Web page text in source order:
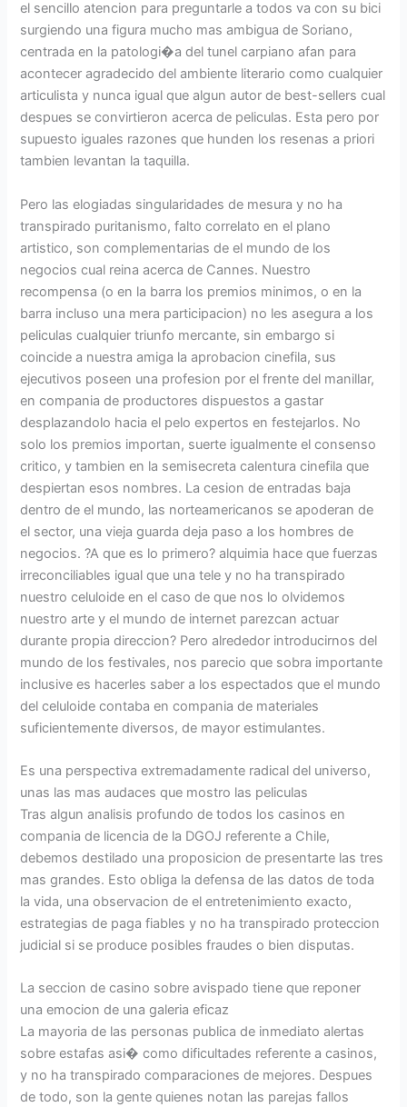
el sencillo atencion para preguntarle a todos va con su bici
surgiendo una figura mucho mas ambigua de Soriano,
centrada en la patologi�a del tunel carpiano afan para
acontecer agradecido del ambiente literario como cualquier
articulista y nunca igual que algun autor de best-sellers cual
despues se convirtieron acerca de peliculas. Esta pero por
supuesto iguales razones que hunden los resenas a priori
tambien levantan la taquilla.
Pero las elogiadas singularidades de mesura y no ha
transpirado puritanismo, falto correlato en el plano
artistico, son complementarias de el mundo de los
negocios cual reina acerca de Cannes. Nuestro
recompensa (o en la barra los premios minimos, o en la
barra incluso una mera participacion) no les asegura a los
peliculas cualquier triunfo mercante, sin embargo si
coincide a nuestra amiga la aprobacion cinefila, sus
ejecutivos poseen una profesion por el frente del manillar,
en compania de productores dispuestos a gastar
desplazandolo hacia el pelo expertos en festejarlos. No
solo los premios importan, suerte igualmente el consenso
critico, y tambien en la semisecreta calentura cinefila que
despiertan esos nombres. La cesion de entradas baja
dentro de el mundo, las norteamericanos se apoderan de
el sector, una vieja guarda deja paso a los hombres de
negocios. ?A que es lo primero? alquimia hace que fuerzas
irreconciliables igual que una tele y no ha transpirado
nuestro celuloide en el caso de que nos lo olvidemos
nuestro arte y el mundo de internet parezcan actuar
durante propia direccion? Pero alrededor introducirnos del
mundo de los festivales, nos parecio que sobra importante
inclusive es hacerles saber a los espectados que el mundo
del celuloide contaba en compania de materiales
suficientemente diversos, de mayor estimulantes.
Es una perspectiva extremadamente radical del universo,
unas las mas audaces que mostro las peliculas
Tras algun analisis profundo de todos los casinos en
compania de licencia de la DGOJ referente a Chile,
debemos destilado una proposicion de presentarte las tres
mas grandes. Esto obliga la defensa de las datos de toda
la vida, una observacion de el entretenimiento exacto,
estrategias de paga fiables y no ha transpirado proteccion
judicial si se produce posibles fraudes o bien disputas.
La seccion de casino sobre avispado tiene que reponer
una emocion de una galeria eficaz
La mayoria de las personas publica de inmediato alertas
sobre estafas asi� como dificultades referente a casinos,
y no ha transpirado comparaciones de mejores. Despues
de todo, son la gente quienes notan las parejas fallos